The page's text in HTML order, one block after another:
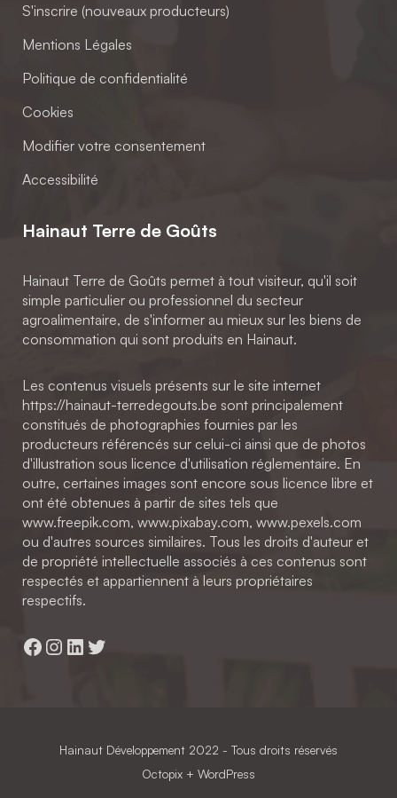
S'inscrire (nouveaux producteurs)
Mentions Légales
Politique de confidentialité
Cookies
Modifier votre consentement
Accessibilité
Hainaut Terre de Goûts
Hainaut Terre de Goûts permet à tout visiteur, qu'il soit
simple particulier ou professionnel du secteur
agroalimentaire, de s'informer au mieux sur les biens de
consommation qui sont produits en Hainaut.
Les contenus visuels présents sur le site internet
https://hainaut-terredegouts.be sont principalement
constitués de photographies fournies par les
producteurs référencés sur celui-ci ainsi que de photos
d'illustration sous licence d'utilisation réglementaire. En
outre, certaines images sont encore sous licence libre et
ont été obtenues à partir de sites tels que
www.freepik.com, www.pixabay.com, www.pexels.com
ou d'autres sources similaires. Tous les droits d'auteur et
de propriété intellectuelle associés à ces contenus sont
respectés et appartiennent à leurs propriétaires
respectifs.
Facebook
Instagram
LinkedIn
Twitter
Hainaut Développement 2022 - Tous droits réservés
Octopix + WordPress